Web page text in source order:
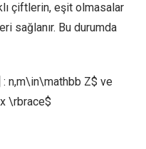
çiftlerin, eşit olmasalar
sağlanır. Bu durumda
n,m\in\mathbb Z$ ve
\rbrace$